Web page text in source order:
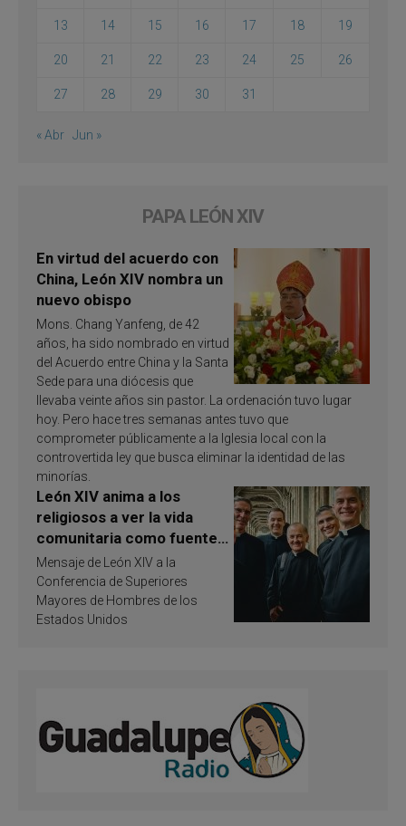
13 14 15 16 17 18 19
20 21 22 23 24 25 26
27 28 29 30 31
« Abr Jun »
PAPA LEÓN XIV
En virtud del acuerdo con
China, León XIV nombra un
nuevo obispo
Mons. Chang Yanfeng, de 42
años, ha sido nombrado en virtud
del Acuerdo entre China y la Santa
Sede para una diócesis que
llevaba veinte años sin pastor. La ordenación tuvo lugar
hoy. Pero hace tres semanas antes tuvo que
comprometer públicamente a la Iglesia local con la
controvertida ley que busca eliminar la identidad de las
minorías.
León XIV anima a los
religiosos a ver la vida
comunitaria como fuente
de inspiración y
santificación
Mensaje de León XIV a la
Conferencia de Superiores
Mayores de Hombres de los
Estados Unidos